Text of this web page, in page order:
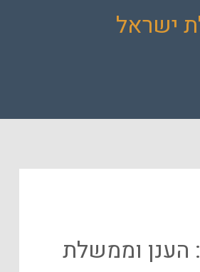
פרק 15: הענן וממשלת